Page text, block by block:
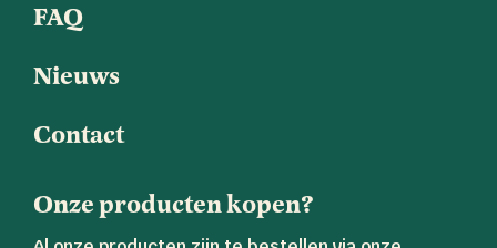
FAQ
Nieuws
Contact
Onze producten kopen?